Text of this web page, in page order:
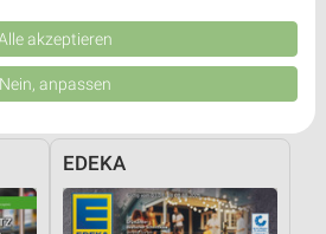
für Ribnitz-
EDEKA
verschiedenen Quellen. Entwicklung und
reduzierter Daten zur Auswahl
Union weitergegeben und in die
Anbieter)
Zwecke:
akzeptieren
Nein, anpassen